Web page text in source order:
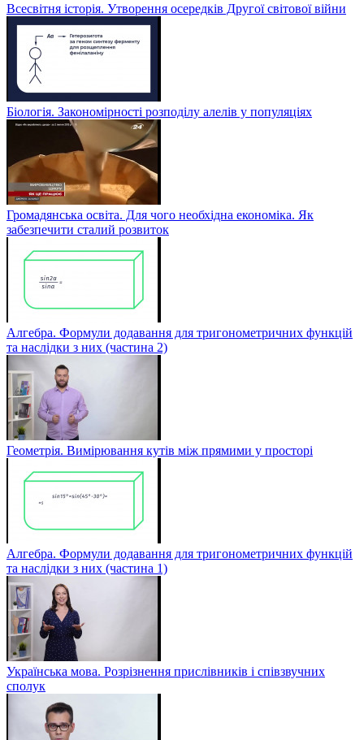
Всесвітня історія. Утворення осередків Другої світової війни
Біологія. Закономірності розподілу алелів у популяціях
Громадянська освіта. Для чого необхідна економіка. Як
забезпечити сталий розвиток
Алгебра. Формули додавання для тригонометричних функцій
та наслідки з них (частина 2)
Геометрія. Вимірювання кутів між прямими у просторі
Алгебра. Формули додавання для тригонометричних функцій
та наслідки з них (частина 1)
Українська мова. Розрізнення прислівників і співзвучних
сполук